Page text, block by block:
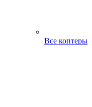
Все коптеры